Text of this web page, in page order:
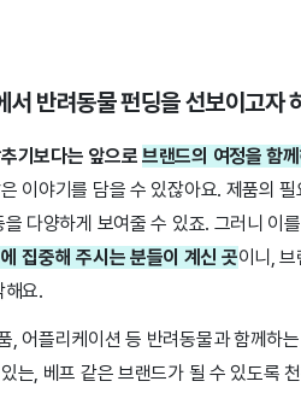
서 반려동물 펀딩을 선보이고자
기보다는 앞으로 브랜드의 여정을 함
이야기를 담을 수 있잖아요. 제품의
다양하게 보여줄 수 있죠. 그러니 이
집중해 주시는 분들이 계신 곳이니,
해요.
, 어플리케이션 등 반려동물과 함께하
는, 베프 같은 브랜드가 될 수 있도록